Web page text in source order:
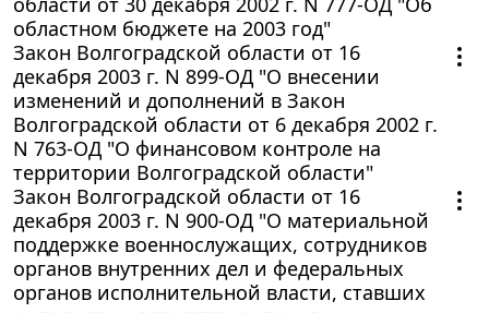
областном бюджете на 2003 год"
Закон Волгоградской области от 16
декабря 2003 г. N 899-ОД "О внесении
изменений и дополнений в Закон
Волгоградской области от 6 декабря 2002 г.
N 763-ОД "О финансовом контроле на
территории Волгоградской области"
Закон Волгоградской области от 16
декабря 2003 г. N 900-ОД "О материальной
поддержке военнослужащих, сотрудников
органов внутренних дел и федеральных
органов исполнительной власти, ставших